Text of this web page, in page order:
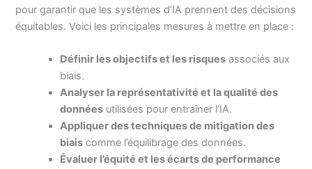
pour garantir que les systèmes d’IA prennent des décisions
équitables. Voici les principales mesures à mettre en place :
Définir les objectifs et les risques associés aux
biais.
Analyser la représentativité et la qualité des
données utilisées pour entraîner l’IA.
Appliquer des techniques de mitigation des
biais comme l’équilibrage des données.
Évaluer l’équité et les écarts de performance